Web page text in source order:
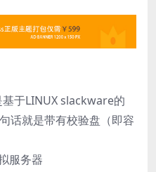
于LINUX slackware的
话就是带有校验盘（即容
服务器